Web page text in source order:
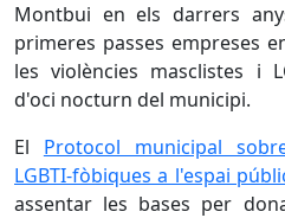
Montbui en els darrers
primeres passes empreses
les violències masclistes i
d'oci nocturn del municipi.
El Protocol municipal
LGBTI-fòbiques a l'espai
assentar les bases per